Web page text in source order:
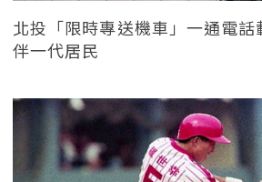
北投「限時專送機車」一通電
伴一代居民